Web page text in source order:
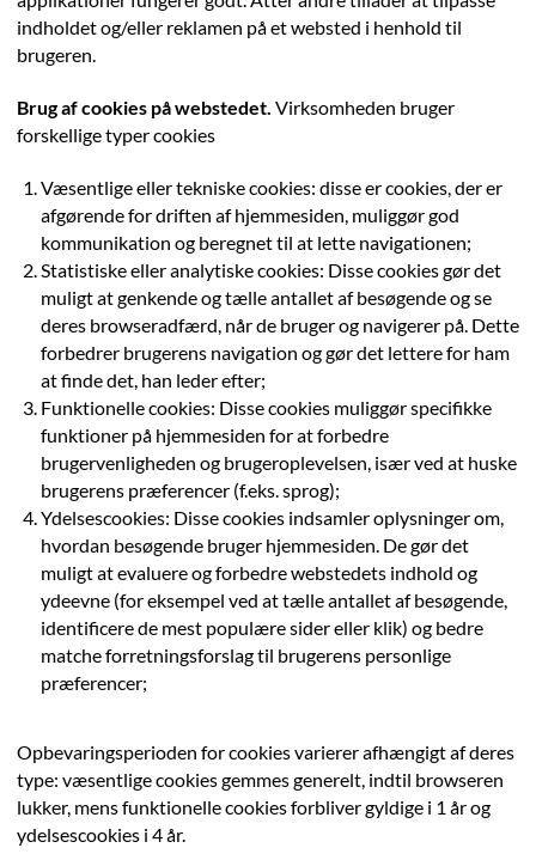
indholdet og/eller reklamen på et websted i henhold til
brugeren.
Brug af cookies på webstedet. Virksomheden bruger
forskellige typer cookies
Væsentlige eller tekniske cookies: disse er cookies, der er
afgørende for driften af hjemmesiden, muliggør god
kommunikation og beregnet til at lette navigationen;
Statistiske eller analytiske cookies: Disse cookies gør det
muligt at genkende og tælle antallet af besøgende og se
deres browseradfærd, når de bruger og navigerer på. Dette
forbedrer brugerens navigation og gør det lettere for ham
at finde det, han leder efter;
Funktionelle cookies: Disse cookies muliggør specifikke
funktioner på hjemmesiden for at forbedre
brugervenligheden og brugeroplevelsen, især ved at huske
brugerens præferencer (f.eks. sprog);
Ydelsescookies: Disse cookies indsamler oplysninger om,
hvordan besøgende bruger hjemmesiden. De gør det
muligt at evaluere og forbedre webstedets indhold og
ydeevne (for eksempel ved at tælle antallet af besøgende,
identificere de mest populære sider eller klik) og bedre
matche forretningsforslag til brugerens personlige
præferencer;
Opbevaringsperioden for cookies varierer afhængigt af deres
type: væsentlige cookies gemmes generelt, indtil browseren
lukker, mens funktionelle cookies forbliver gyldige i 1 år og
ydelsescookies i 4 år.